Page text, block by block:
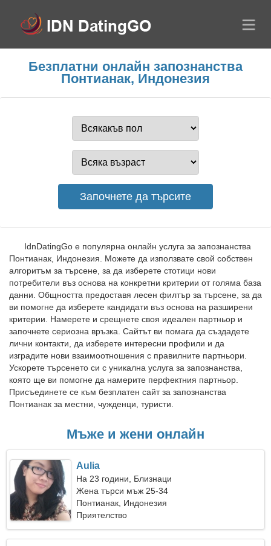
Безплатни онлайн запознанства
Понтианак, Индонезия
IdnDatingGo е популярна онлайн услуга за запознанства
Понтианак, Индонезия. Можете да използвате свой собствен
алгоритъм за търсене, за да изберете стотици нови
потребители въз основа на конкретни критерии от голяма база
данни. Общността предоставя лесен филтър за търсене, за да
ви помогне да изберете кандидати въз основа на разширени
критерии. Намерете и срещнете своя идеален партньор и
започнете сериозна връзка. Сайтът ви помага да създадете
лични контакти, да изберете интересни профили и да
изградите нови взаимоотношения с правилните партньори.
Ускорете търсенето си с уникална услуга за запознанства,
която ще ви помогне да намерите перфектния партньор.
Присъединете се към безплатен сайт за запознанства
Понтианак за местни, чужденци, туристи.
Мъже и жени онлайн
Aulia
На 23 години, Близнаци
Жена търси мъж 25-34
Понтианак, Индонезия
Приятелство